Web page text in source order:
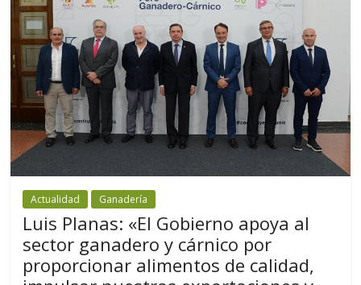
Actualidad Ganadería
Luis Planas: «El Gobierno apoya al
sector ganadero y cárnico por
proporcionar alimentos de calidad,